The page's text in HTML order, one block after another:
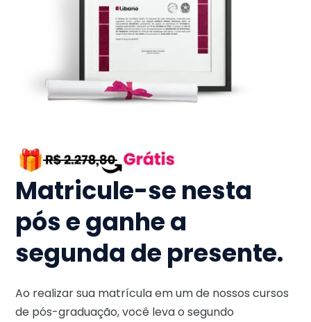
Matricule-se nesta
pós e ganhe a
segunda de presente.
Ao realizar sua matrícula em um de nossos cursos
de pós-graduação, você leva o segundo